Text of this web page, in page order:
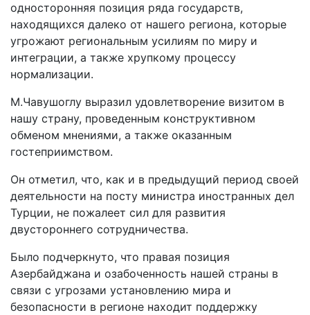
односторонняя позиция ряда государств,
находящихся далеко от нашего региона, которые
угрожают региональным усилиям по миру и
интеграции, а также хрупкому процессу
нормализации.
M.Чавушоглу выразил удовлетворение визитом в
нашу страну, проведенным конструктивном
обменом мнениями, а также оказанным
гостеприимством.
Он отметил, что, как и в предыдущий период своей
деятельности на посту министра иностранных дел
Турции, не пожалеет сил для развития
двустороннего сотрудничества.
Было подчеркнуто, что правая позиция
Азербайджана и озабоченность нашей страны в
связи с угрозами установлению мира и
безопасности в регионе находит поддержку